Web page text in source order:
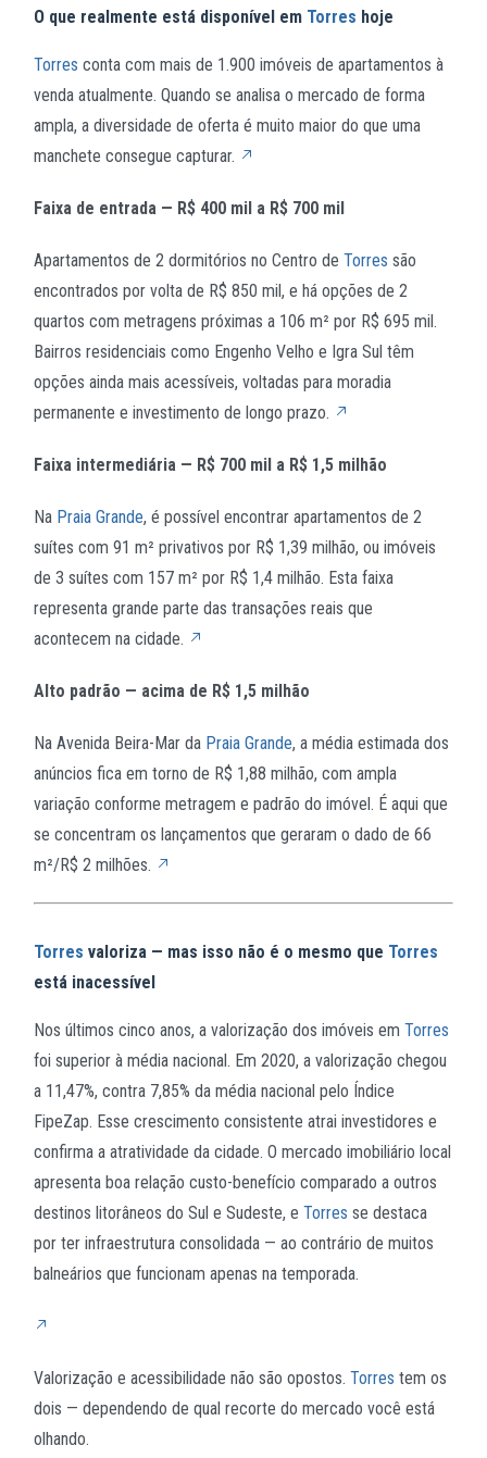
O que realmente está disponível em Torres hoje
Torres conta com mais de 1.900 imóveis de apartamentos à
venda atualmente. Quando se analisa o mercado de forma
ampla, a diversidade de oferta é muito maior do que uma
manchete consegue capturar.
Faixa de entrada — R$ 400 mil a R$ 700 mil
Apartamentos de 2 dormitórios no Centro deTorres são
encontrados por volta de R$ 850 mil, e há opções de 2
quartos com metragens próximas a 106 m² por R$ 695 mil.
Bairros residenciais como Engenho Velho e Igra Sul têm
opções ainda mais acessíveis, voltadas para moradia
permanente e investimento de longo prazo.
Faixa intermediária — R$ 700 mil a R$ 1,5 milhão
Na Praia Grande, é possível encontrar apartamentos de 2
suítes com 91 m² privativos por R$ 1,39 milhão, ou imóveis
de 3 suítes com 157 m² por R$ 1,4 milhão. Esta faixa
representa grande parte das transações reais que
acontecem na cidade.
Alto padrão — acima de R$ 1,5 milhão
Na Avenida Beira-Mar da Praia Grande, a média estimada dos
anúncios fica em torno de R$ 1,88 milhão, com ampla
variação conforme metragem e padrão do imóvel. É aqui que
se concentram os lançamentos que geraram o dado de 66
m²/R$ 2 milhões.
Torres valoriza — mas isso não é o mesmo que Torres
está inacessível
Nos últimos cinco anos, a valorização dos imóveis emTorres
foi superior à média nacional. Em 2020, a valorização chegou
a 11,47%, contra 7,85% da média nacional pelo Índice
FipeZap. Esse crescimento consistente atrai investidores e
confirma a atratividade da cidade. O mercado imobiliário local
apresenta boa relação custo-benefício comparado a outros
destinos litorâneos do Sul e Sudeste, eTorres se destaca
por ter infraestrutura consolidada — ao contrário de muitos
balneários que funcionam apenas na temporada.
Valorização e acessibilidade não são opostos.Torres tem os
dois — dependendo de qual recorte do mercado você está
olhando.